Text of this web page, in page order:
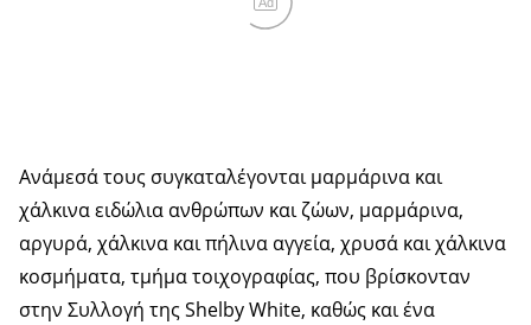
Ανάμεσά τους συγκαταλέγονται μαρμάρινα και
χάλκινα ειδώλια ανθρώπων και ζώων, μαρμάρινα,
αργυρά, χάλκινα και πήλινα αγγεία, χρυσά και χάλκινα
κοσμήματα, τμήμα τοιχογραφίας, που βρίσκονταν
στην Συλλογή της Shelby White, καθώς και ένα